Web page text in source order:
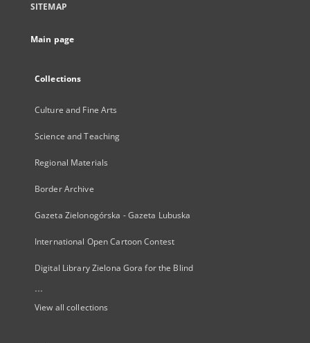
SITEMAP
Main page
Collections
Culture and Fine Arts
Science and Teaching
Regional Materials
Border Archive
Gazeta Zielonogórska - Gazeta Lubuska
International Open Cartoon Contest
Digital Library Zielona Gora for the Blind
...
View all collections